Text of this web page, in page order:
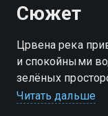
Сюжет
Црвена река
и спокойными
зелёных
уголком!
Читать дальше